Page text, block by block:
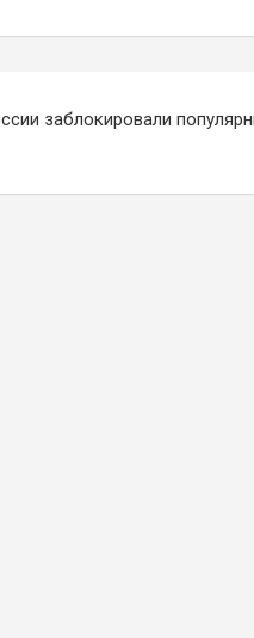
заблокировали